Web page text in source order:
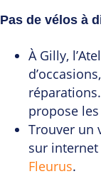
Pas de vélos à
À Gilly,
propose
Trouver un
sur
Fleurus.